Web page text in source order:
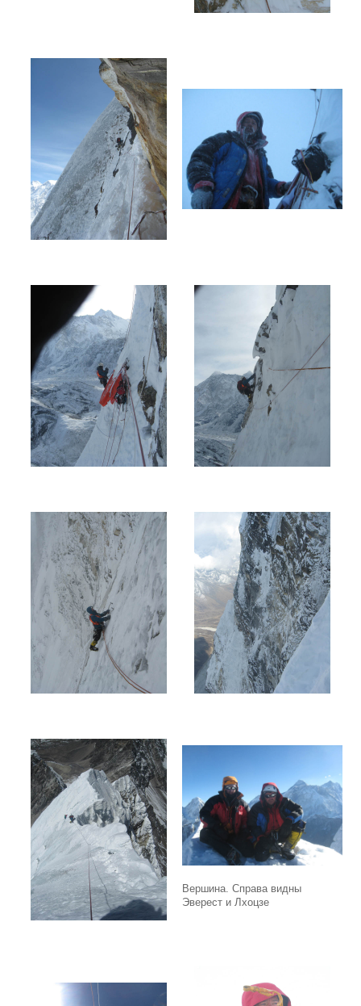
Вершина. Справа видны
Эверест и Лхоцзе